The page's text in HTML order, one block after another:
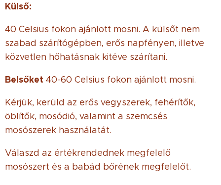
Külső:
40 Celsius fokon ajánlott mosni. A külsőt nem
szabad szárítógépben, erős napfényen, illetve
közvetlen hőhatásnak kitéve szárítani.
Belsőket 40-60 Celsius fokon ajánlott mosni.
Kérjük, kerüld az erős vegyszerek, fehérítők,
öblítők, mosódió, valamint a szemcsés
mosószerek használatát.
Válaszd az értékrendednek megfelelő
mosószert és a babád bőrének megfelelőt.